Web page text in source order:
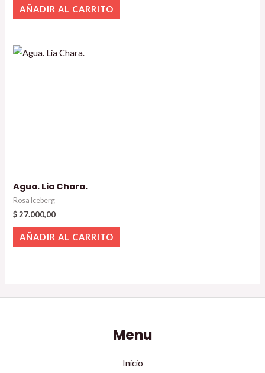
AÑADIR AL CARRITO
Agua. Lia Chara.
Rosa Iceberg
$27.000,00
AÑADIR AL CARRITO
Menu
Inicio